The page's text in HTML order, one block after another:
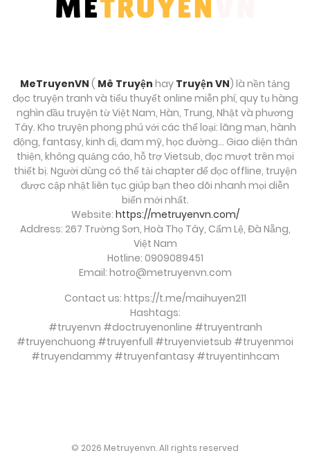
Chương 172
Tháng 9 28, 2025
Chương 170
Tháng 9 28, 2025
Chương 169
Chương 168
Chương 167
Chương 166
MeTruyenVN ( Mê Truyện hay Truyện VN) là nền tảng
đọc truyện tranh và tiểu thuyết online miễn phí, quy tụ hàng
nghìn đầu truyện từ Việt Nam, Hàn, Trung, Nhật và phương
Tây. Kho truyện phong phú với các thể loại: lãng mạn, hành
động, fantasy, kinh dị, đam mỹ, học đường… Giao diện thân
thiện, không quảng cáo, hỗ trợ Vietsub, đọc mượt trên mọi
thiết bị. Người dùng có thể tải chapter để đọc offline, truyện
được cập nhật liên tục giúp bạn theo dõi nhanh mọi diễn
biến mới nhất.
Website: https://metruyenvn.com/
Address: 267 Trường Sơn, Hoà Thọ Tây, Cẩm Lệ, Đà Nẵng,
Việt Nam
Hotline: 0909089451
Email: hotro@metruyenvn.com
Contact us: https://t.me/maihuyen211
Hashtags:
#truyenvn #doctruyenonline #truyentranh
#truyenchuong #truyenfull #truyenvietsub #truyenmoi
#truyendammy #truyenfantasy #truyentinhcam
© 2026 Metruyenvn. All rights reserved